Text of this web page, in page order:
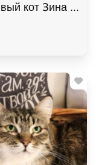
облака",
кот Зина